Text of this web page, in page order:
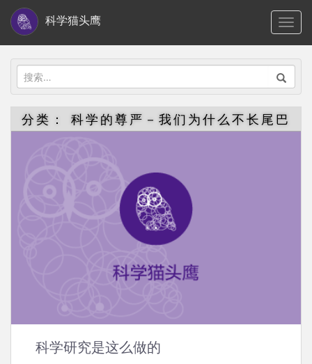
i
科学猫头鹰
搜
索：
分类： 科学的尊严－我们为什么不长尾巴
科学研究是这么做的